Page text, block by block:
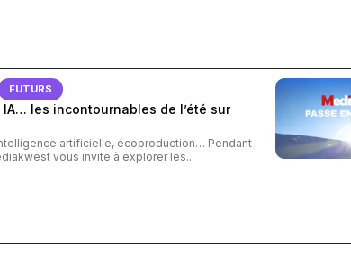
FUTURS
les incontournables de l’été sur
artificielle, écoproduction… Pendant
vous invite à explorer les...